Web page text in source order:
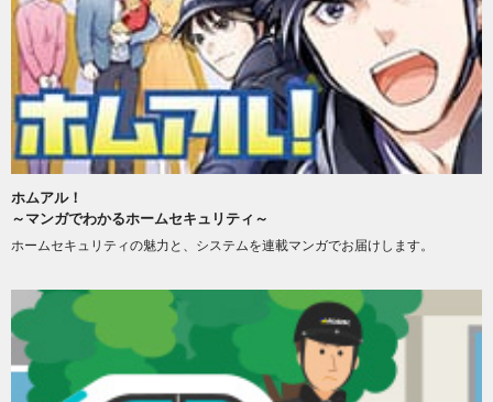
ホムアル！
～マンガでわかるホームセキュリティ～
ホームセキュリティの魅力と、システムを連載マンガでお届けします。